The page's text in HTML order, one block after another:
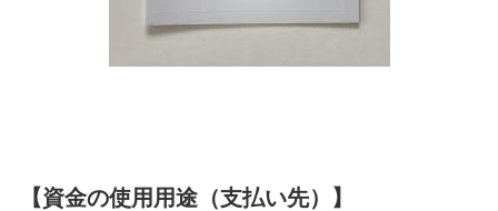
【資金の使用用途（支払い先）】